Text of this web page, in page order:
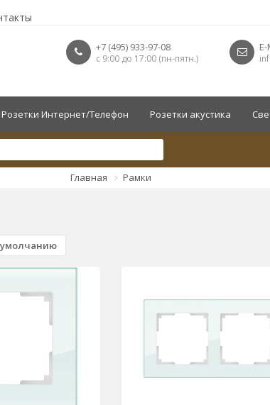
+7 (495) 933-97-08
с 9:00 до 17:00 (пн-пятн.)
Розетки Интернет/Телефон Розетки акустика
Главная Рамки
умолчанию